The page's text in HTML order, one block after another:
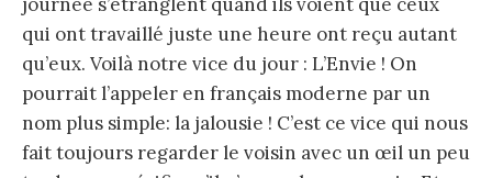
journée s’étranglent quand ils voient que ceux
qui ont travaillé juste une heure ont reçu autant
qu’eux. Voilà notre vice du jour : L’Envie ! On
pourrait l’appeler en français moderne par un
nom plus simple: la jalousie ! C’est ce vice qui nous
fait toujours regarder le voisin avec un œil un peu